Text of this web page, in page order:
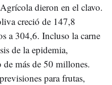
dieron en el clavo.
creció de 147,8
a 304,6. Incluso la carne
de la epidemia,
más de 50 millones.
para frutas,